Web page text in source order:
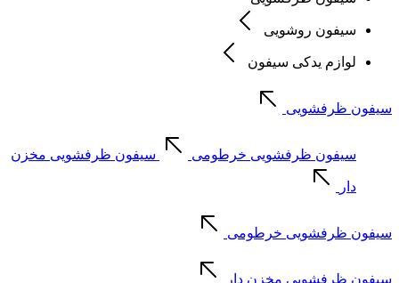
سیفون روشویی
لوازم یدکی سیفون
سیفون ظرفشویی
سیفون ظرفشویی خرطومی سیفون ظرفشویی مخزن
دار
سیفون ظرفشویی خرطومی
سیفون ظرفشویی مخزن دار